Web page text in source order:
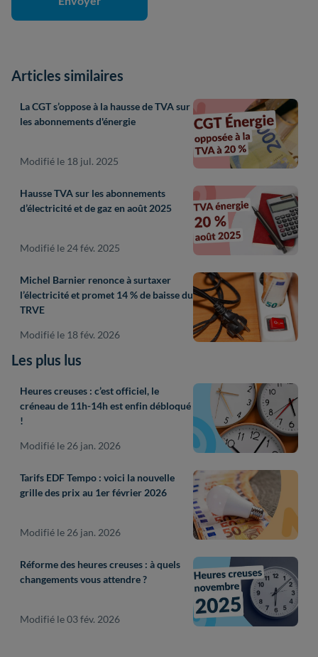
Articles similaires
La CGT s’oppose à la hausse de TVA sur
les abonnements d'énergie
Modifié le 18 jul. 2025
Hausse TVA sur les abonnements
d’électricité et de gaz en août 2025
Modifié le 24 fév. 2025
Michel Barnier renonce à surtaxer
l’électricité et promet 14 % de baisse du
TRVE
Modifié le 18 fév. 2026
Les plus lus
Heures creuses : c’est officiel, le
créneau de 11h-14h est enfin débloqué
!
Modifié le 26 jan. 2026
Tarifs EDF Tempo : voici la nouvelle
grille des prix au 1er février 2026
Modifié le 26 jan. 2026
Réforme des heures creuses : à quels
changements vous attendre ?
Modifié le 03 fév. 2026